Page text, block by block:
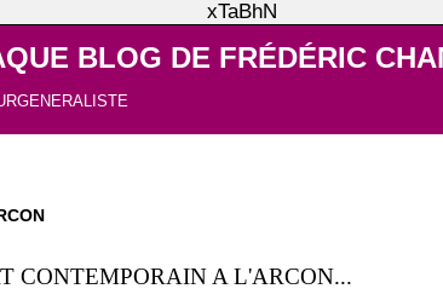
xTaBhN
BLOG DE FRÉDÉRIC
CONTEMPORAIN A L'ARCON...